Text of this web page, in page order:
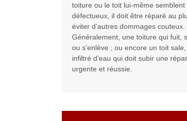
toiture ou le toit lui-même semblent
défectueux, il doit être réparé au
éviter d’autres dommages couteux.
Généralement, une toiture qui fuit,
ou s’enlève ; ou encore un toit
infiltré d’eau qui doit subir une
urgente et réussie.